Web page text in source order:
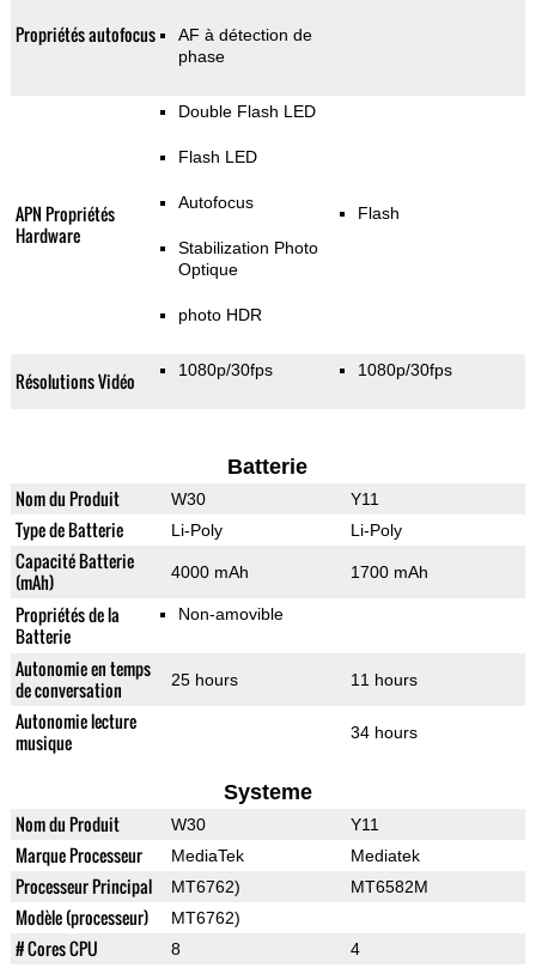
Propriétés autofocus
AF à détection de
phase
APN Propriétés
Hardware
Double Flash LED
Flash LED
Autofocus
Stabilization Photo
Optique
photo HDR
Flash
Résolutions Vidéo 1080p/30fps 1080p/30fps
Batterie
Nom du Produit W30 Y11
Type de Batterie Li-Poly Li-Poly
Capacité Batterie
(mAh)
4000 mAh 1700 mAh
Propriétés de la
Batterie
Non-amovible
Autonomie en temps
de conversation
25 hours 11 hours
Autonomie lecture
musique
34 hours
Systeme
Nom du Produit W30 Y11
Marque Processeur MediaTek Mediatek
Processeur Principal MT6762) MT6582М
Modèle (processeur) MT6762)
# Cores CPU 8 4